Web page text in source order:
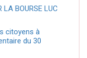
LA BOURSE LUC
citoyens à
du 30